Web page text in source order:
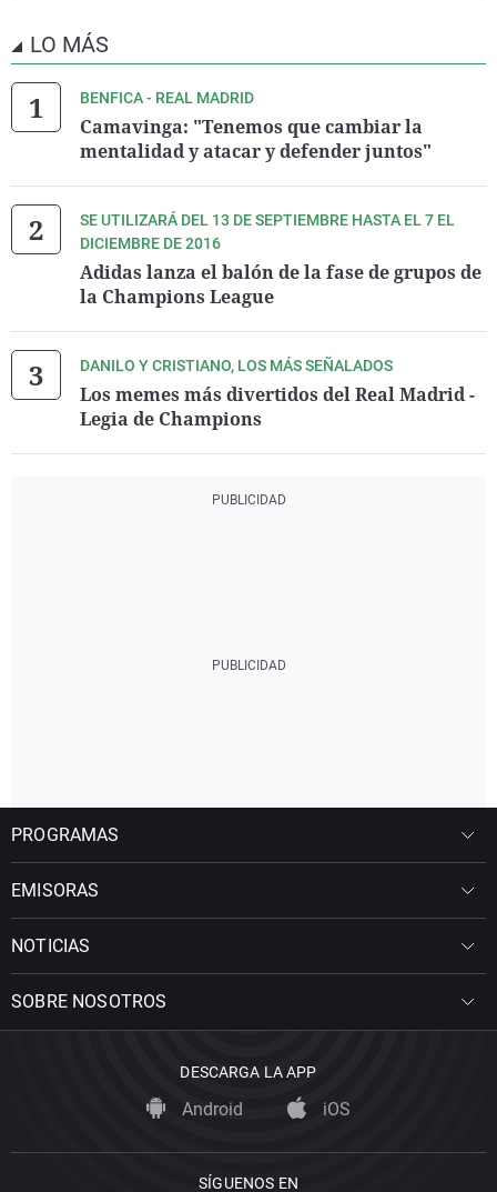
LO MÁS
BENFICA - REAL MADRID
Camavinga: "Tenemos que cambiar la
mentalidad y atacar y defender juntos"
SE UTILIZARÁ DEL 13 DE SEPTIEMBRE HASTA EL 7 EL
DICIEMBRE DE 2016
Adidas lanza el balón de la fase de grupos de
la Champions League
DANILO Y CRISTIANO, LOS MÁS SEÑALADOS
Los memes más divertidos del Real Madrid -
Legia de Champions
PROGRAMAS
EMISORAS
NOTICIAS
SOBRE NOSOTROS
DESCARGA LA APP
Android iOS
SÍGUENOS EN